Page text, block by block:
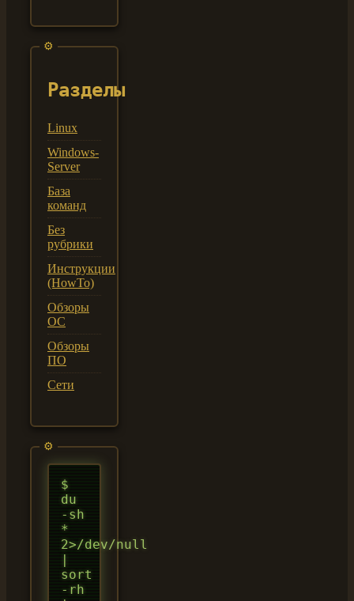
Разделы
Linux
Windows-
Server
База
команд
Без
рубрики
Инструкции
(HowTo)
Обзоры
ОС
Обзоры
ПО
Сети
$
du
-sh
*
2>/dev/null
sort
-rh